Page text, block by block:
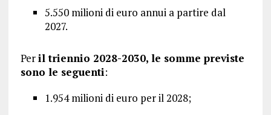
5.550 milioni di euro annui a partire dal
2027.
Peril triennio 2028-2030, le somme previste
sono le seguenti:
1.954 milioni di euro per il 2028;